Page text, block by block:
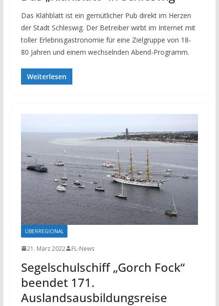
Das Klähblatt ist ein gemütlicher Pub direkt im Herzen
der Stadt Schleswig. Der Betreiber wirbt im Internet mit
toller Erlebnisgastronomie für eine Zielgruppe von 18-
80 Jahren und einem wechselnden Abend-Programm.
Weiterlesen
ÜBERREGIONAL
21. März 2022 FL-News
Segelschulschiff „Gorch Fock“
beendet 171.
Auslandsausbildungsreise